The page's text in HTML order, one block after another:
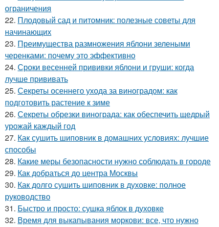
ограничения
22. Плодовый сад и питомник: полезные советы для
начинающих
23. Преимущества размножения яблони зелеными
черенками: почему это эффективно
24. Сроки весенней прививки яблони и груши: когда
лучше прививать
25. Секреты осеннего ухода за виноградом: как
подготовить растение к зиме
26. Секреты обрезки винограда: как обеспечить щедрый
урожай каждый год
27. Как сушить шиповник в домашних условиях: лучшие
способы
28. Какие меры безопасности нужно соблюдать в городе
29. Как добраться до центра Москвы
30. Как долго сушить шиповник в духовке: полное
руководство
31. Быстро и просто: сушка яблок в духовке
32. Время для выкапывания моркови: все, что нужно